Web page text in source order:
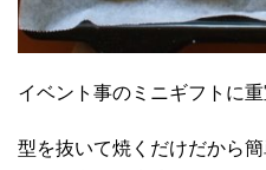
イベント事のミニギフトに
型を抜いて焼くだけだから